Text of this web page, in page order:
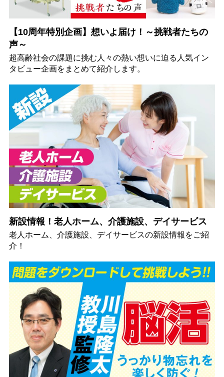
【10周年特別企画】想いよ届け！～挑戦者たちの
声～
超高齢社会の課題に挑む人々の熱い想いに迫る人気イン
タビュー企画をまとめて紹介します。
新設情報！老人ホーム、介護施設、デイサービス
老人ホーム、介護施設、デイサービスの新設情報をご紹
介！